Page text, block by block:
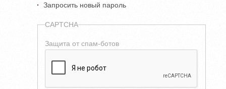
Запросить новый пароль
CAPTCHA
Защита от спам-ботов